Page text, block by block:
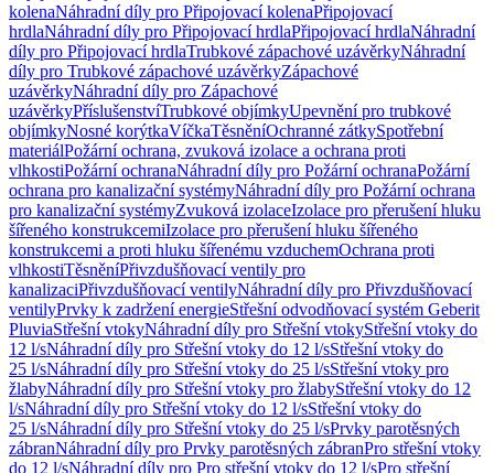
kolenaNáhradní díly pro Připojovací kolenaPřipojovací
hrdlaNáhradní díly pro Připojovací hrdlaPřipojovací hrdlaNáhradní
díly pro Připojovací hrdlaTrubkové zápachové uzávěrkyNáhradní
díly pro Trubkové zápachové uzávěrkyZápachové
uzávěrkyNáhradní díly pro Zápachové
uzávěrkyPříslušenstvíTrubkové objímkyUpevnění pro trubkové
objímkyNosné korýtkaVíčkaTěsněníOchranné zátkySpotřební
materiálPožární ochrana, zvuková izolace a ochrana proti
vlhkostiPožární ochranaNáhradní díly pro Požární ochranaPožární
ochrana pro kanalizační systémyNáhradní díly pro Požární ochrana
pro kanalizační systémyZvuková izolaceIzolace pro přerušení hluku
šířeného konstrukcemiIzolace pro přerušení hluku šířeného
konstrukcemi a proti hluku šířenému vzduchemOchrana proti
vlhkostiTěsněníPřivzdušňovací ventily pro
kanalizaciPřivzdušňovací ventilyNáhradní díly pro Přivzdušňovací
ventilyPrvky k zadržení energieStřešní odvodňovací systém Geberit
PluviaStřešní vtokyNáhradní díly pro Střešní vtokyStřešní vtoky do
12 l/sNáhradní díly pro Střešní vtoky do 12 l/sStřešní vtoky do
25 l/sNáhradní díly pro Střešní vtoky do 25 l/sStřešní vtoky pro
žlabyNáhradní díly pro Střešní vtoky pro žlabyStřešní vtoky do 12
l/sNáhradní díly pro Střešní vtoky do 12 l/sStřešní vtoky do
25 l/sNáhradní díly pro Střešní vtoky do 25 l/sPrvky parotěsných
zábranNáhradní díly pro Prvky parotěsných zábranPro střešní vtoky
do 12 l/sNáhradní díly pro Pro střešní vtoky do 12 l/sPro střešní